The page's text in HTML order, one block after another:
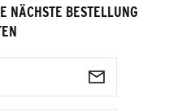
NÄCHSTE BESTELLUNG